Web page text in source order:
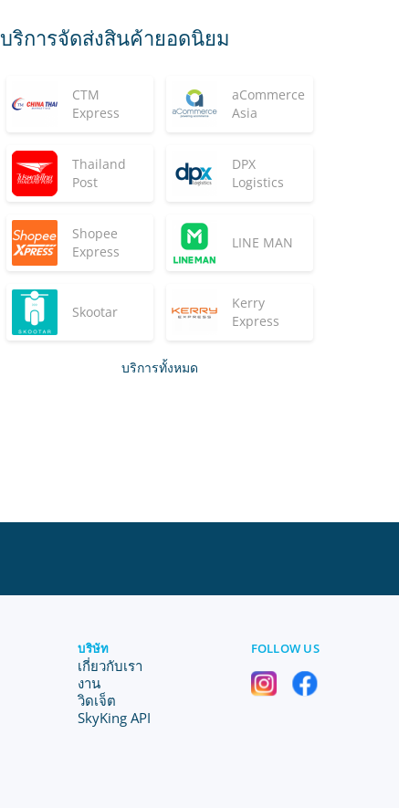
บริการจัดส่งสินค้ายอดนิยม
CTM
Express
aCommerce
Asia
Thailand
Post
DPX
Logistics
Shopee
Express
LINE MAN
Skootar
Kerry
Express
บริการทั้งหมด
บริษัท
เกี่ยวกับเรา
งาน
วิดเจ็ต
SkyKing API
FOLLOW US